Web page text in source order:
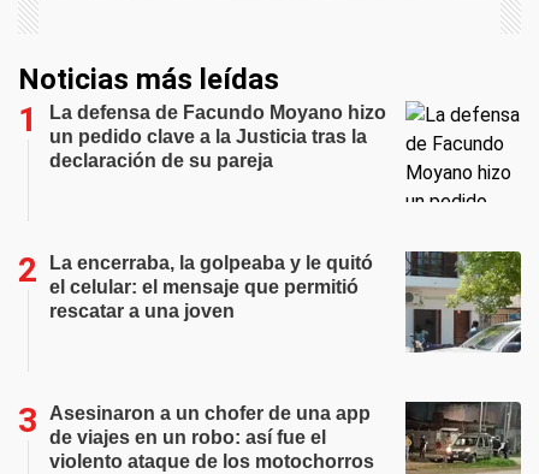
Noticias más leídas
La defensa de Facundo Moyano hizo
un pedido clave a la Justicia tras la
declaración de su pareja
La encerraba, la golpeaba y le quitó
el celular: el mensaje que permitió
rescatar a una joven
Asesinaron a un chofer de una app
de viajes en un robo: así fue el
violento ataque de los motochorros